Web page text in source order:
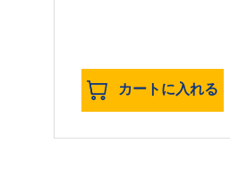
カートに入れる